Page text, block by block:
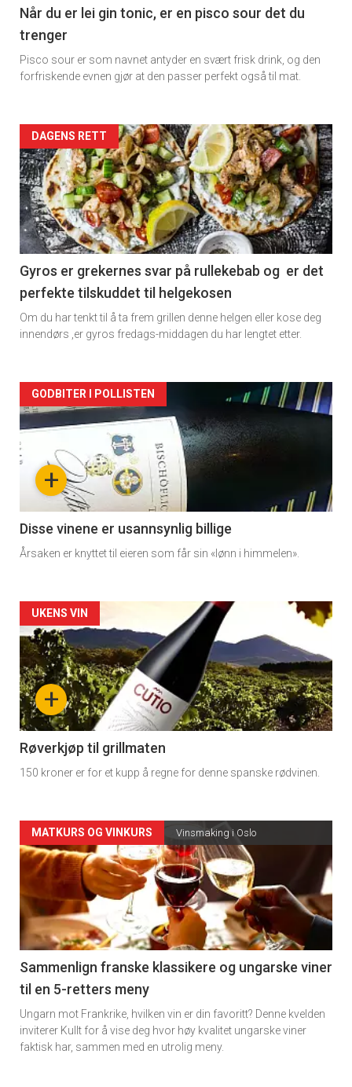
Når du er lei gin tonic, er en pisco sour det du
trenger
Pisco sour er som navnet antyder en svært frisk drink, og den
forfriskende evnen gjør at den passer perfekt også til mat.
Forsiden
akkurat
nå
-
2
DAGENS RETT
Gyros er grekernes svar på rullekebab og er det
perfekte tilskuddet til helgekosen
Om du har tenkt til å ta frem grillen denne helgen eller kose deg
innendørs ,er gyros fredags-middagen du har lengtet etter.
Forsiden
akkurat
nå
3
+
GODBITER I POLLISTEN
Disse vinene er usannsynlig billige
Årsaken er knyttet til eieren som får sin «lønn i himmelen».
Forsiden
akkurat
nå
-
4
+
UKENS VIN
Røverkjøp til grillmaten
150 kroner er for et kupp å regne for denne spanske rødvinen.
Forsiden
akkurat
nå
-
5
MATKURS OG VINKURS Vinsmaking i Oslo
Sammenlign franske klassikere og ungarske viner
til en 5-retters meny
Ungarn mot Frankrike, hvilken vin er din favoritt? Denne kvelden
inviterer Kullt for å vise deg hvor høy kvalitet ungarske viner
faktisk har, sammen med en utrolig meny.